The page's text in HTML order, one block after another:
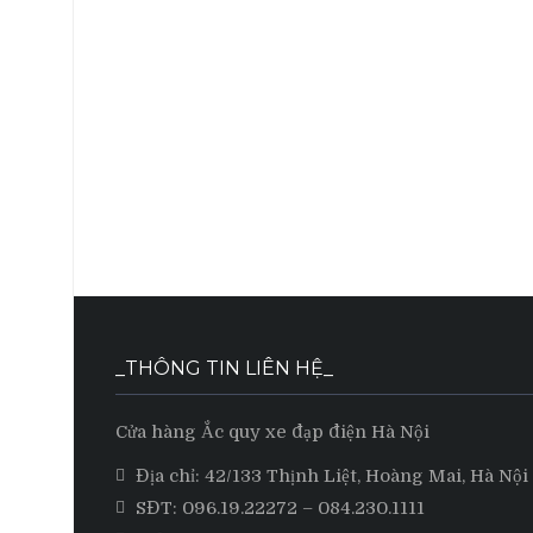
_THÔNG TIN LIÊN HỆ_
Cửa hàng Ắc quy xe đạp điện Hà Nội
Địa chỉ: 42/133 Thịnh Liệt, Hoàng Mai, Hà Nội
SĐT: 096.19.22272 – 084.230.1111